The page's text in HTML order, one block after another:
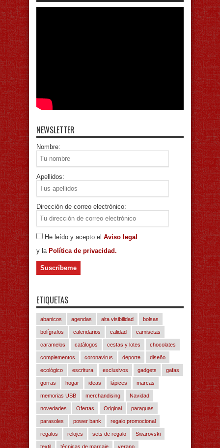
NEWSLETTER
Nombre:
Apellidos:
Dirección de correo electrónico:
He leído y acepto el Aviso legal
y la Política de privacidad.
ETIQUETAS
abanicos agendas alta visibilidad bolsas
bolígrafos calendarios calidad camisetas
caramelos catálogos cestas y lotes chocolates
complementos coronavirus deporte diseño
ecológico escritura exclusivos gadgets gafas
gorras hogar ideas lápices marcas
memorias USB merchandising Navidad
novedades Ofertas Original paraguas
parasoles power bank regalo promocional
regalos relojes sets de regalo Swarovski
textil técnicas de marcaje verano